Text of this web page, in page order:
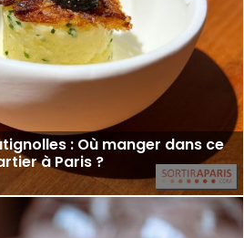
: Où manger dans ce
à Paris ?